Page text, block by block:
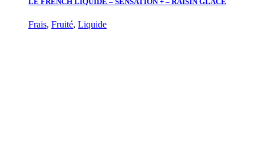
Frais, Fruité, Liquide